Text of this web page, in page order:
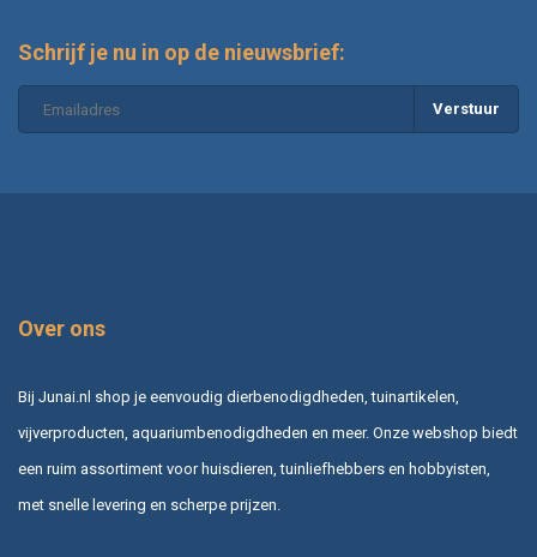
Schrijf je nu in op de nieuwsbrief:
Verstuur
Over ons
Bij Junai.nl shop je eenvoudig dierbenodigdheden, tuinartikelen,
vijverproducten, aquariumbenodigdheden en meer. Onze webshop biedt
een ruim assortiment voor huisdieren, tuinliefhebbers en hobbyisten,
met snelle levering en scherpe prijzen.